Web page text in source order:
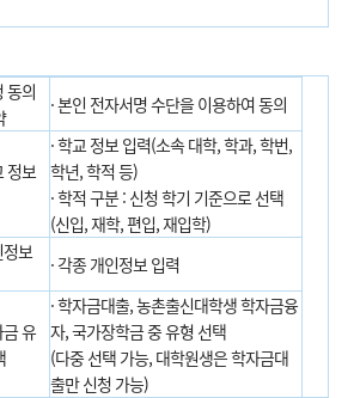
동의
· 본인 전자서명 수단을 이용하여 동의
정보
· 학교 정보 입력(소속 대학, 학과, 학번,
학년, 학적 등)
· 학적 구분 : 신청 학기 기준으로 선택
(신입, 재학, 편입, 재입학)
보
· 각종 개인정보 입력
유
· 학자금대출, 농촌출신대학생 학자금융
자, 국가장학금 중 유형 선택
(다중 선택 가능, 대학원생은 학자금대
출만 신청 가능)